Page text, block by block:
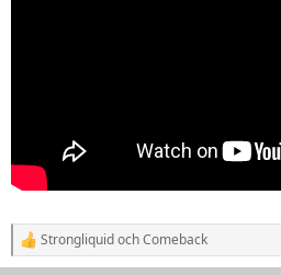
R
e
StrongliquidochComeback